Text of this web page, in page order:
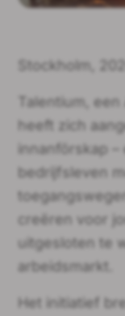
Stockholm,
Talentium,
heeft zich
innanförskap
bedrijfsleven
creëren voor
uitgesloten te
arbeidsmarkt.
Het initiatief